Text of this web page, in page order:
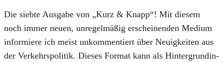
Die sieb­te Aus­ga­be von „Kurz & Knapp“! Mit die­sem
noch immer neu­en, unre­gel­mä­ßig erschei­nen­den Medi­um
infor­mie­re ich meist unkom­men­tiert über Neu­ig­kei­ten aus
der Ver­kehrs­po­li­tik. Die­ses For­mat kann als Hin­ter­grund­in­